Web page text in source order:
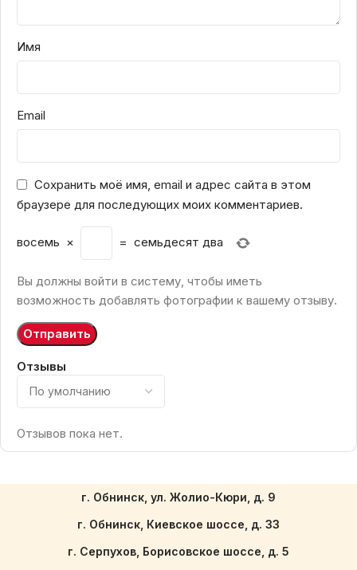
Отзывы
Отзывов пока нет.
Имя
Email
Сохранить моё имя, email и адрес сайта в этом
браузере для последующих моих комментариев.
восемь × = семьдесят два
Вы должны войти в систему, чтобы иметь
возможность добавлять фотографии к вашему отзыву.
г. Обнинск, ул. Жолио-Кюри, д. 9
г. Обнинск, Киевское шоссе, д. 33
г. Серпухов, Борисовское шоссе, д. 5